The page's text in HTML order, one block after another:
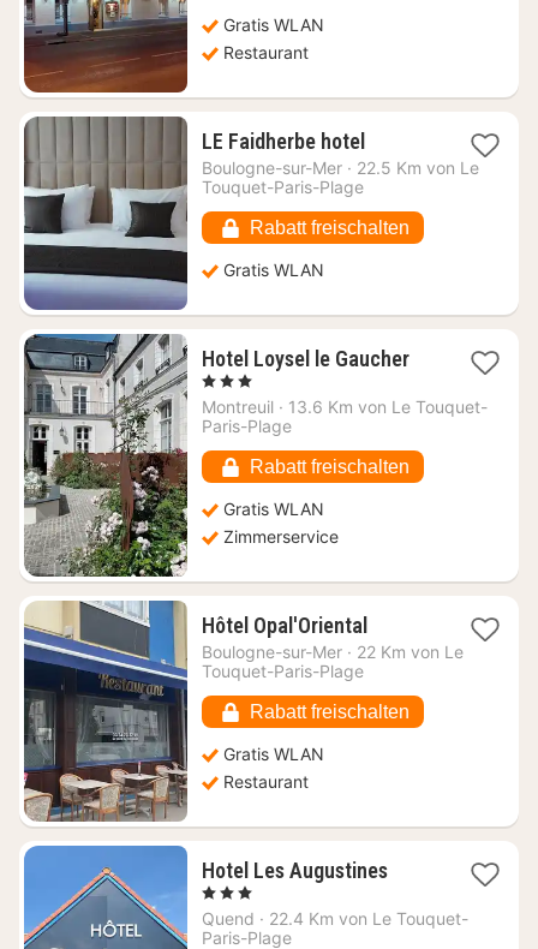
€
Gratis WLAN
Restaurant
LE Faidherbe hotel1
Nacht
ab
€
Boulogne-sur-Mer · 22.5 Km von Le
Touquet-Paris-Plage
Rabatt freischalten
Gratis WLAN
Hotel Loysel le Gaucher1
ab
103,10
, 3 Sterne
Montreuil · 13.6 Km von Le Touquet-
Paris-Plage
Rabatt freischalten
Gratis WLAN
Zimmerservice
Hôtel Opal'Oriental1
Nacht
€
Boulogne-sur-Mer · 22 Km von Le
Touquet-Paris-Plage
Rabatt freischalten
Gratis WLAN
Restaurant
Hotel Les Augustines1
ab
134,44
, 3 Sterne
Quend · 22.4 Km von Le Touquet-
Paris-Plage